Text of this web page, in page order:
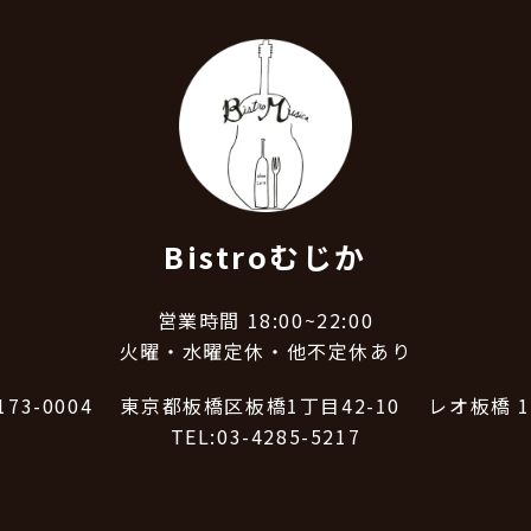
Bistroむじか
営業時間 18:00~22:00
火曜・水曜定休・他不定休あり
0004 東京都板橋区板橋1丁目42-10
レオ板橋
TEL:03-4285-5217